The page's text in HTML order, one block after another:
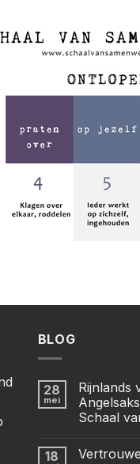
BLOG
28
mei
Rijnlands
Schaal
18